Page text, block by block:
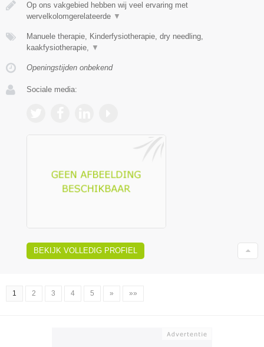
Op ons vakgebied hebben wij veel ervaring met
wervelkolomgerelateerde ▼
Manuele therapie, Kinderfysiotherapie, dry needling,
kaakfysiotherapie, ▼
Openingstijden onbekend
Sociale media:
BEKIJK VOLLEDIG PROFIEL
1 2 3 4 5 » »»